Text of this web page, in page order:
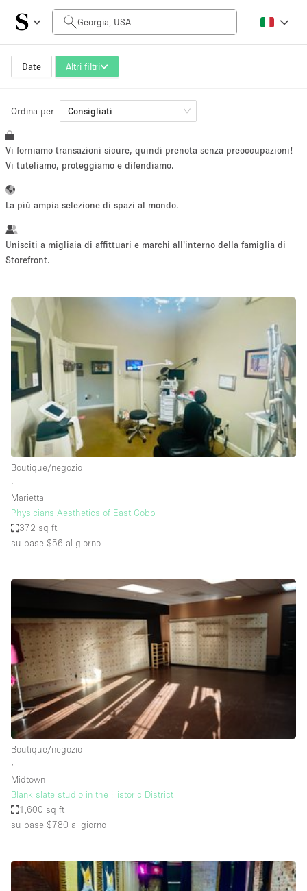
Date Altri filtri
Prezzo al giorno
$0
Dimensioni dello spazio
5000+ sq ft
~ 13 persone
artistico
Servizio
fotografico
Acquista
Condividi
Tipo di spazio
Acquista Condividi
Atelier / Laboratorio
Camion
Fiera/festival
Galleria d'arte
Hall
Imbarcazione
Magazzino
Negozio in centro commerciale
Sala conferenze
Sala riunioni
Spazio creativo
Spazio hall
Ordina per Consigliati
Vi forniamo transazioni sicure, quindi prenota senza preoccupazioni!
Vi tuteliamo, proteggiamo e difendiamo.
La più ampia selezione di spazi al mondo.
Unisciti a migliaia di affittuari e marchi all'interno della famiglia di
Storefront.
Boutique/negozio
∙
Marietta
Physicians Aesthetics of East Cobb
372 sq ft
su base $56 al giorno
Boutique/negozio
∙
Midtown
Blank slate studio in the Historic District
1,600 sq ft
su base $780 al giorno